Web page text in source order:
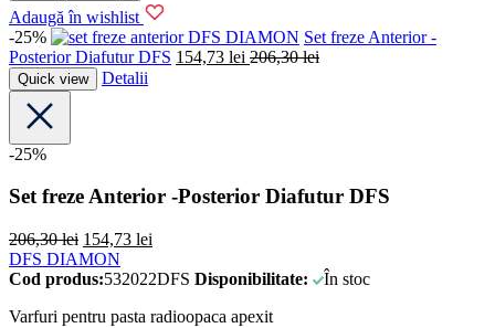
Adaugă în wishlist
-25%
DFS DIAMON Set freze Anterior -
Posterior Diafutur DFS 154,73 lei 206,30lei
Quick view Detalii
-25%
Set freze Anterior -Posterior Diafutur DFS
206,30lei 154,73 lei
DFS DIAMON
Cod produs:532022DFS Disponibilitate:
În stoc
Varfuri pentru pasta radioopaca apexit